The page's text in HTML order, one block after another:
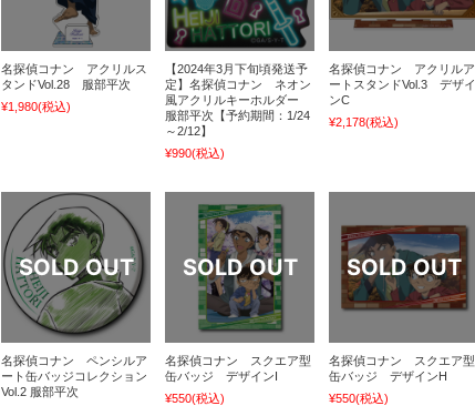
名探偵コナン アクリルス
タンドVol.28 服部平次
¥1,980(税込)
【2024年3月下旬頃発送予
定】名探偵コナン ネオン
風アクリルキーホルダー
服部平次【予約期間：1/24
～2/12】
¥990(税込)
名探偵コナン アクリルア
ートスタンドVol.3 デザイ
ンC
¥2,178(税込)
名探偵コナン ペンシルア
ート缶バッジコレクション
Vol.2 服部平次
名探偵コナン スクエア型
缶バッジ デザインI
¥550(税込)
名探偵コナン スクエア型
缶バッジ デザインH
¥550(税込)